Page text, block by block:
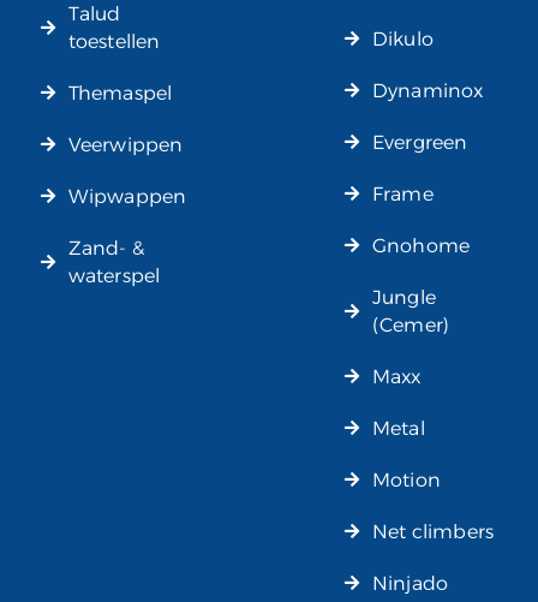
Talud
toestellen
Themaspel
Veerwippen
Wipwappen
Zand- &
waterspel
Dikulo
Dynaminox
Evergreen
Frame
Gnohome
Jungle
(Cemer)
Maxx
Metal
Motion
Net climbers
Ninjado